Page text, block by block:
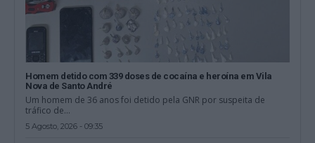
Homem detido com 339 doses de cocaína e heroína em Vila
Nova de Santo André
Um homem de 36 anos foi detido pela GNR por suspeita de
tráfico de...
5 Agosto, 2026 - 09:35